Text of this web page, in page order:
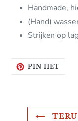
Handmade,
(Hand)
Strijken op
PIN HET